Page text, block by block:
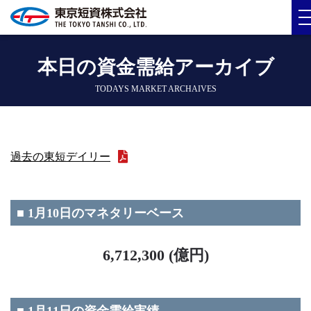
本日の資金需給アーカイブ
TODAYS MARKET ARCHAIVES
過去の東短デイリー
■ 1月10日のマネタリーベース
6,712,300 (億円)